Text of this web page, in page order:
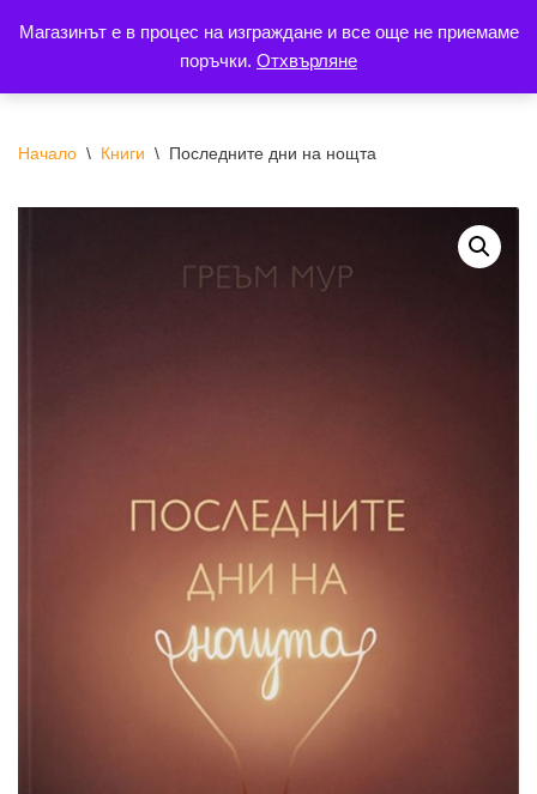
Магазинът е в процес на изграждане и все още не приемаме
поръчки. Отхвърляне
към
Начало \ Книги \ Последните дни на нощта